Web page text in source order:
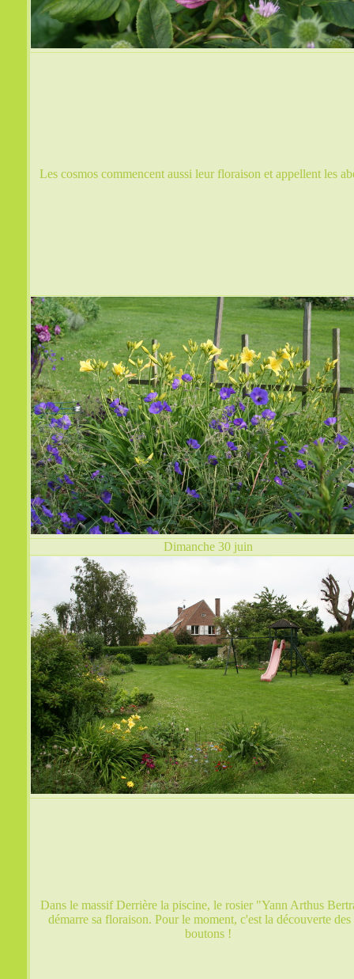
Les cosmos commencent aussi leur floraison et appellent les
Dimanche 30 juin
Dans le massif Derrière la piscine, le rosier "Yann Arthus
démarre sa floraison. Pour le moment, c'est la découverte des
boutons !